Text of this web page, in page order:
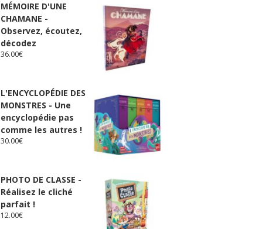
MÉMOIRE D'UNE
CHAMANE -
Observez, écoutez,
décodez
36.00€
L'ENCYCLOPÉDIE DES
MONSTRES - Une
encyclopédie pas
comme les autres !
30.00€
PHOTO DE CLASSE -
Réalisez le cliché
parfait !
12.00€